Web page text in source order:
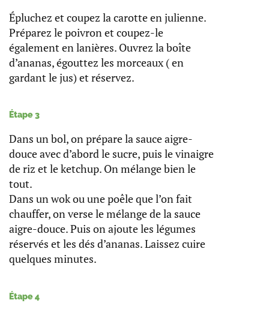
Épluchez et coupez la carotte en julienne.
Préparez le poivron et coupez-le
également en lanières. Ouvrez la boîte
d’ananas, égouttez les morceaux ( en
gardant le jus) et réservez.
Étape 3
Dans un bol, on prépare la sauce aigre-
douce avec d’abord le sucre, puis le vinaigre
de riz et le ketchup. On mélange bien le
tout.
Dans un wok ou une poêle que l’on fait
chauffer, on verse le mélange de la sauce
aigre-douce. Puis on ajoute les légumes
réservés et les dés d’ananas. Laissez cuire
quelques minutes.
Étape 4